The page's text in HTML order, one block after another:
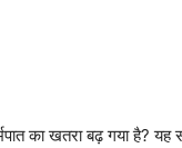
का खतरा बढ़ गया है?